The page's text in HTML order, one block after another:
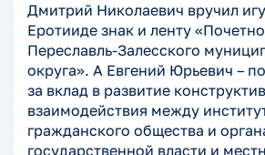
Дмитрий Николаевич вручил
Еротииде знак и ленту
Переславль-Залесского
округа». А Евгений Юрьевич –
за вклад в развитие
взаимодействия между
гражданского общества и
государственной власти и